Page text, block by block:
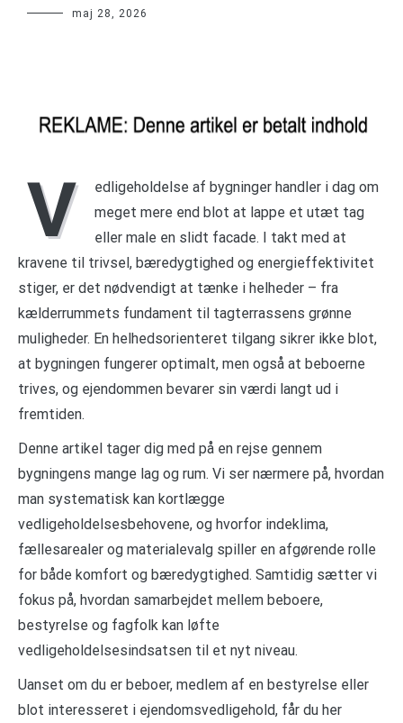
maj 28, 2026
V
edligeholdelse af bygninger handler i dag om
meget mere end blot at lappe et utæt tag
eller male en slidt facade. I takt med at
kravene til trivsel, bæredygtighed og energieffektivitet
stiger, er det nødvendigt at tænke i helheder – fra
kælderrummets fundament til tagterrassens grønne
muligheder. En helhedsorienteret tilgang sikrer ikke blot,
at bygningen fungerer optimalt, men også at beboerne
trives, og ejendommen bevarer sin værdi langt ud i
fremtiden.
Denne artikel tager dig med på en rejse gennem
bygningens mange lag og rum. Vi ser nærmere på, hvordan
man systematisk kan kortlægge
vedligeholdelsesbehovene, og hvorfor indeklima,
fællesarealer og materialevalg spiller en afgørende rolle
for både komfort og bæredygtighed. Samtidig sætter vi
fokus på, hvordan samarbejdet mellem beboere,
bestyrelse og fagfolk kan løfte
vedligeholdelsesindsatsen til et nyt niveau.
Uanset om du er beboer, medlem af en bestyrelse eller
blot interesseret i ejendomsvedligehold, får du her